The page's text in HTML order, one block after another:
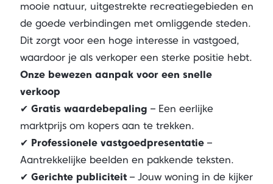
mooie natuur, uitgestrekte recreatiegebieden en
de goede verbindingen met omliggende steden.
Dit zorgt voor een hoge interesse in vastgoed,
waardoor je als verkoper een sterke positie hebt.
Onze bewezen aanpak voor een snelle
verkoop
✔ Gratis waardebepaling – Een eerlijke
marktprijs om kopers aan te trekken.
✔ Professionele vastgoedpresentatie–
Aantrekkelijke beelden en pakkende teksten.
✔ Gerichte publiciteit– Jouw woning in de kijker